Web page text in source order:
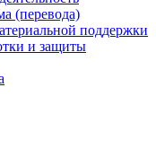
(перевода)
поддержки
и защиты